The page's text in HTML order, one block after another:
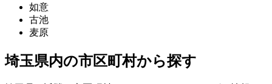
如意
古池
麦原
埼玉県内の市区町村から探す